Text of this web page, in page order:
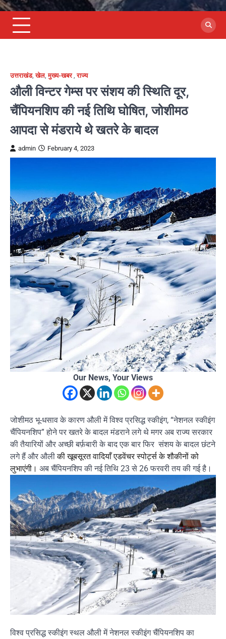
उत्तराखंड,खेल,मुख्य-खबर,राज्य
औली विन्टर गेम्स पर संशय की स्थिति दूर,
चैंपियनशिप की नई तिथि घोषित, जोशीमठ
आपदा से मंडराये थे खतरे के बादल
admin February 4, 2023
Our News, Your Views
जोशीमठ भू-धसाव के कारण औली में विश्व प्रसिद्ध स्कीइंग, “नेशनल स्कीइंग
चैंपियनशिप” होने पर खतरे के बादल मंडराने लगे थे मगर अब राज्य सरकार
की तैयारियों और अच्छी बर्फ़बारी के बाद एक बार फिर संशय के बादल छंटने
लगे हैं और औलीकी खूबसूरत वादियाँ एडवेंचर स्पोर्ट्स के शौकीनों को
लुभाएंगी। अब चैंपियनशिप की नई तिथि 23 से 26 फरवरी तय की गई है।
विश्व प्रसिद्ध स्कीइंग स्थल औली में नेशनल स्कीइंग चैंपियनशिप का